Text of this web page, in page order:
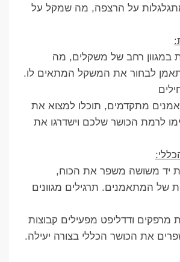
על הרצפה, מה שמקל על
במגוון רחב של משקלים, מה
לבחור את המשקל המתאים לו.
מתקדמים, תוכלו למצוא את
לרמת הכושר שלכם וישדרגו את
יד משושה משפר את הכוח,
של המתאמנים. תרגילים מגוונים
מרפקים ודדליפט מפעילים קבוצות
את הכושר הכללי בצורה יעילה.